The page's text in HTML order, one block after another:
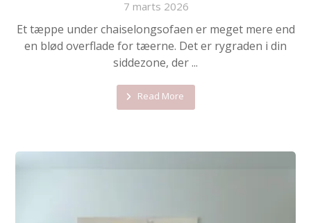
7 marts 2026
Et tæppe under chaiselongsofaen er meget mere end
en blød overflade for tæerne. Det er rygraden i din
siddezone, der ...
Read More